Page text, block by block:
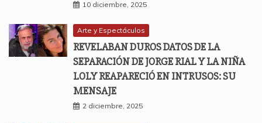
10 diciembre, 2025
Arte y Espectáculos
REVELABAN DUROS DATOS DE LA
SEPARACIÓN DE JORGE RIAL Y LA NIÑA
LOLY REAPARECIÓ EN INTRUSOS: SU
MENSAJE
2 diciembre, 2025